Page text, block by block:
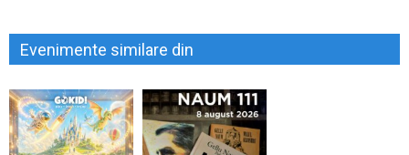
Evenimente similare din